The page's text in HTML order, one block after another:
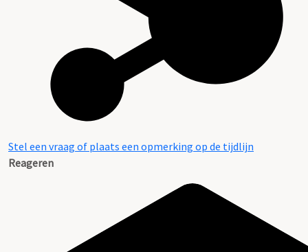
Stel een vraag of plaats een opmerking op de tijdlijn
Reageren